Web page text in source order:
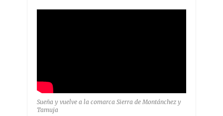
Sueña y vuelve a la comarca Sierra de Montánchez y
Tamuja